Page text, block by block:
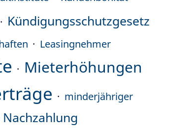
Kündigungsschutzgesetz
Leasingnehmer
Mieterhöhungen
minderjähriger
Nachzahlung